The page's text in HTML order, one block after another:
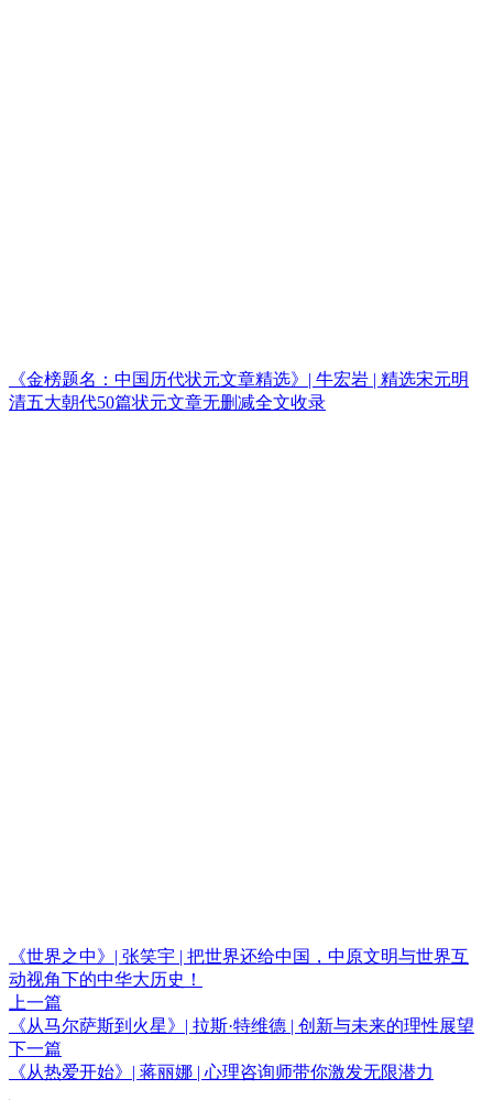
《金榜题名：中国历代状元文章精选》| 牛宏岩 | 精选宋元明
清五大朝代50篇状元文章无删减全文收录
《世界之中》| 张笑宇 | 把世界还给中国，中原文明与世界互
动视角下的中华大历史！
上一篇
《从马尔萨斯到火星》| 拉斯·特维德 | 创新与未来的理性展望
下一篇
《从热爱开始》| 蒋丽娜 | 心理咨询师带你激发无限潜力